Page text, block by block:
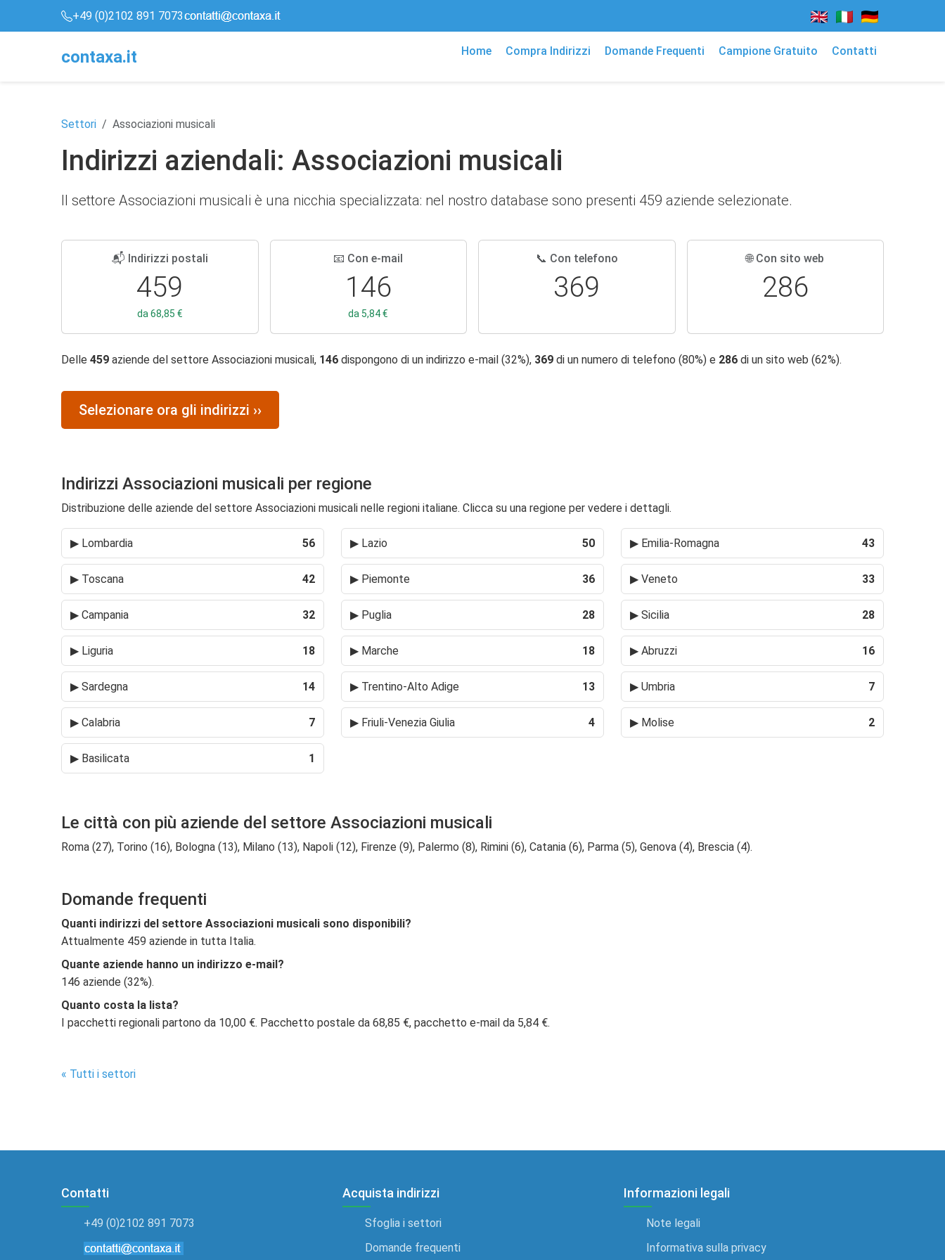
+49 (0)2102 891 7073
contaxa.it Home Compra Indirizzi Domande Frequenti Campione Gratuito Contatti
Settori Associazioni musicali
Indirizzi aziendali: Associazioni musicali
Il settore Associazioni musicali è una nicchia specializzata: nel nostro database sono presenti 459 aziende selezionate.
📬 Indirizzi postali
459
da 68,85 €
📧 Con e-mail
146
da 5,84 €
📞 Con telefono
369
🌐 Con sito web
286
Delle 459 aziende del settore Associazioni musicali, 146 dispongono di un indirizzo e-mail (32%), 369 di un numero di telefono (80%) e 286 di un sito web (62%).
Selezionare ora gli indirizzi ››
Indirizzi Associazioni musicali per regione
Distribuzione delle aziende del settore Associazioni musicali nelle regioni italiane. Clicca su una regione per vedere i dettagli.
▶ Lombardia 56 ▶ Lazio 50 ▶ Emilia-Romagna 43
▶ Toscana 42 ▶ Piemonte 36 ▶ Veneto 33
▶ Campania 32 ▶ Puglia 28 ▶ Sicilia 28
▶ Liguria 18 ▶ Marche 18 ▶ Abruzzi 16
▶ Sardegna 14 ▶ Trentino-Alto Adige 13 ▶ Umbria 7
▶ Calabria 7 ▶ Friuli-Venezia Giulia 4 ▶ Molise 2
▶ Basilicata 1
Le città con più aziende del settore Associazioni musicali
Roma (27), Torino (16), Bologna (13), Milano (13), Napoli (12), Firenze (9), Palermo (8), Rimini (6), Catania (6), Parma (5), Genova (4), Brescia (4).
Domande frequenti
Quanti indirizzi del settore Associazioni musicali sono disponibili?
Attualmente 459 aziende in tutta Italia.
Quante aziende hanno un indirizzo e-mail?
146 aziende (32%).
Quanto costa la lista?
I pacchetti regionali partono da 10,00 €. Pacchetto postale da 68,85 €, pacchetto e-mail da 5,84 €.
« Tutti i settori
Contatti
+49 (0)2102 891 7073
Acquista indirizzi
Sfoglia i settori
Domande frequenti
Informazioni legali
Note legali
Informativa sulla privacy